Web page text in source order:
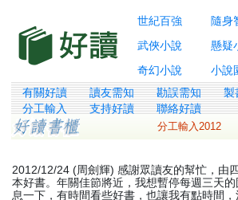
世紀百強 隨身
武俠小說
懸疑
奇幻小說
小說
有關好讀 讀友需知 勘誤需知
製
分工輸入
支持好讀 聯絡好讀
分工輸入2012
2012/12/24 (周劍輝) 感謝眾讀友的幫忙，由
本好書。年關佳節將近，我想暫停每週三天
息一下，有時間看些好書，也讓我有點時間